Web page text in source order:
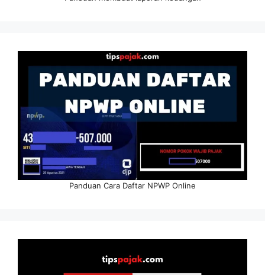
Panduan Cara Daftar NPWP Online